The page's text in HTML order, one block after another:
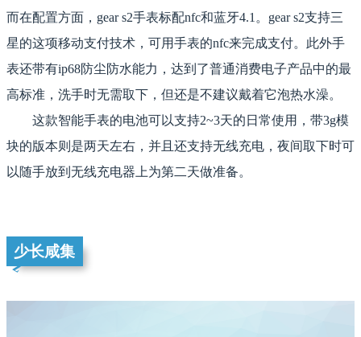
而在配置方面，gear s2手表标配nfc和蓝牙4.1。gear s2支持三
星的这项移动支付技术，可用手表的nfc来完成支付。此外手
表还带有ip68防尘防水能力，达到了普通消费电子产品中的最
高标准，洗手时无需取下，但还是不建议戴着它泡热水澡。
这款智能手表的电池可以支持2~3天的日常使用，带3g模
块的版本则是两天左右，并且还支持无线充电，夜间取下时可
以随手放到无线充电器上为第二天做准备。
少长咸集